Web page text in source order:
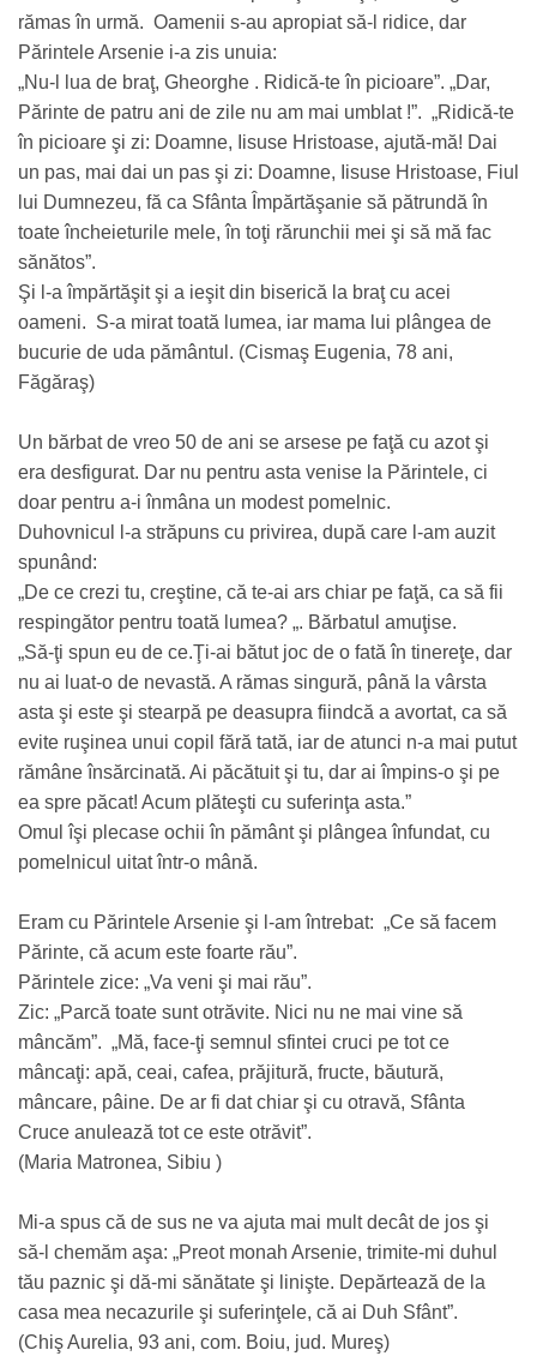
rămas în urmă. Oamenii s-au apropiat să-l ridice, dar
Părintele Arsenie i-a zis unuia:
„Nu-l lua de braţ, Gheorghe . Ridică-te în picioare”. „Dar,
Părinte de patru ani de zile nu am mai umblat !”. „Ridică-te
în picioare şi zi: Doamne, Iisuse Hristoase, ajută-mă! Dai
un pas, mai dai un pas şi zi: Doamne, Iisuse Hristoase, Fiul
lui Dumnezeu, fă ca Sfânta Împărtăşanie să pătrundă în
toate încheieturile mele, în toţi rărunchii mei şi să mă fac
sănătos”.
Şi l-a împărtăşit şi a ieşit din biserică la braţ cu acei
oameni. S-a mirat toată lumea, iar mama lui plângea de
bucurie de uda pământul. (Cismaş Eugenia, 78 ani,
Făgăraş)
Un bărbat de vreo 50 de ani se arsese pe faţă cu azot şi
era desfigurat. Dar nu pentru asta venise la Părintele, ci
doar pentru a-­i înmâna un modest pomelnic.
Duhovnicul l-a străpuns cu privirea, după care l-am auzit
spunând:
„De ce crezi tu, creştine, că te-ai ars chiar pe faţă, ca să fii
respingător pentru toată lumea? „. Bărbatul amuţise.
„Să-ţi spun eu de ce.Ţi-ai bătut joc de o fată în tinereţe, dar
nu ai luat-o de nevastă. A rămas singură, până la vârsta
asta şi este şi stearpă pe deasupra fiindcă a avortat, ca să
evite ruşinea unui copil fără tată, iar de atunci n-a mai putut
rămâne însărcinată. Ai păcătuit şi tu, dar ai împins-o şi pe
ea spre păcat! Acum plăteşti cu suferinţa asta.”
Omul îşi plecase ochii în pământ şi plângea înfundat, cu
pomelnicul uitat într-o mână.
Eram cu Părintele Arsenie şi l-am întrebat: „Ce să facem
Părinte, că acum este foarte rău”.
Părintele zice: „Va veni şi mai rău”.
Zic: „Parcă toate sunt otrăvite. Nici nu ne mai vine să
mâncăm”. „Mă, face-ţi semnul sfintei cruci pe tot ce
mâncaţi: apă, ceai, cafea, prăjitură, fructe, băutură,
mâncare, pâine. De ar fi dat chiar şi cu otravă, Sfânta
Cruce anulează tot ce este otrăvit”.
(Maria Matronea, Sibiu )
Mi-a spus că de sus ne va ajuta mai mult decât de jos şi
să-l chemăm aşa: „Preot monah Arsenie, trimite-mi duhul
tău paznic şi dă-mi sănătate şi linişte. Depărtează de la
casa mea necazurile şi suferinţele, că ai Duh Sfânt”.
(Chiş Aurelia, 93 ani, com. Boiu, jud. Mureş)